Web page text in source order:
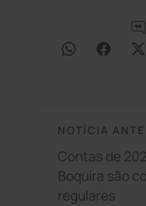
NOTÍCIA
Contas de
Boquira são
regulares